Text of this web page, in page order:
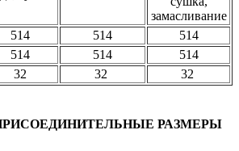
замасливание
514 514
514
514 514
514
32 32
32
РАЗМЕРЫ